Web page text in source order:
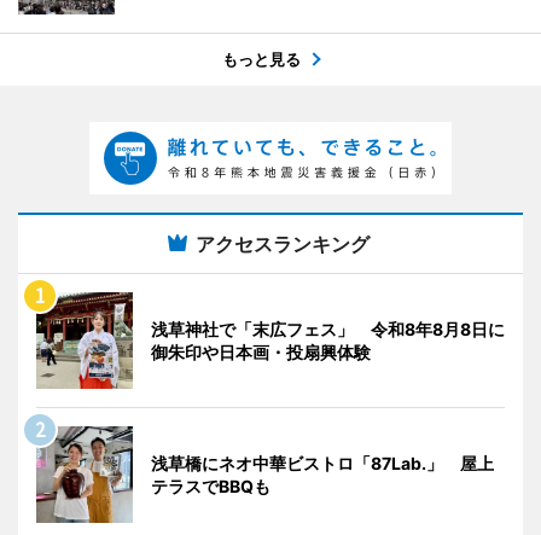
もっと見る
アクセスランキング
浅草神社で「末広フェス」 令和8年8月8日に
御朱印や日本画・投扇興体験
浅草橋にネオ中華ビストロ「87Lab.」 屋上
テラスでBBQも